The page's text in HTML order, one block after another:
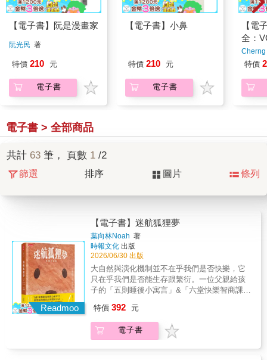
【電子書】阮是漫畫家
阮光民 著
特價 210 元
電子書
【電子書】小鼻
特價 210 元
電子書
【電
全：
百態
Cherng
特價
電子書 > 全部商品
共計 63 筆， 頁數 1 /2
篩選 排序 圖片 條列
Readmoo
【電子書】迷航狐狸夢
葉向林Noah 著
時報文化 出版
2026/06/30 出版
大自然與演化機制並不在乎我們是否快樂，它
只在乎我們是否能生存跟繁衍。一位父親給孩
子的「五則睡後小寓言」&「六堂快樂智商課」
書〡>>中文世界第一本討論HQ快樂智商的書籍
>>特殊雙書封‧中西式兩翻編排設計〡左翻給孩
子的「五則睡後小寓言」〡右翻給父母的「六
特價 392 元
電子書